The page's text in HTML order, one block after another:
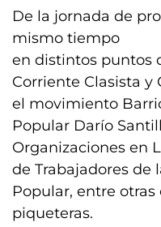
De la jornada de
mismo tiempo
en distintos puntos
Corriente Clasista y
el movimiento
Popular Darío
Organizaciones en
de Trabajadores de
Popular, entre
piqueteras.